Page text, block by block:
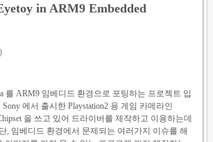
in ARM9 Embedded
를 ARM9 임베디드 환경으로 포팅하는 프로젝트 입
에서 출시한 Playstation2 용 게임 카메라인
을 쓰고 있어 드라이버를 제작하고 이용하는데
, 임베디드 환경에서 문제되는 여러가지 이슈를 해